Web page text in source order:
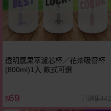
透明感果萃濾芯杯／花茶吸管杯
(800ml)1入 款式可選
$69 已銷售441